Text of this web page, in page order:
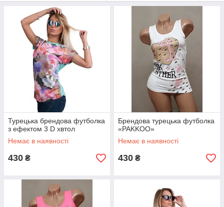
Турецька брендова футболка
з ефектом 3 D хвтол
Немає в наявності
430 ₴
Брендова турецька футболка
«PAKKOO»
Немає в наявності
430 ₴